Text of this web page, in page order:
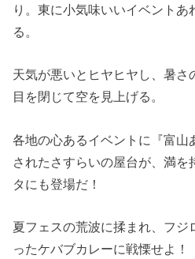
り。東に小気味いいイベント
る。
天気が悪いとヒヤヒヤし、暑さ
目を閉じて空を見上げる。
各地の心あるイベントに『富
されたさすらいの屋台が、満を
タにも登場だ！
夏フェスの荒波に揉まれ、フジ
ったケバブカレーに戦慄せよ！